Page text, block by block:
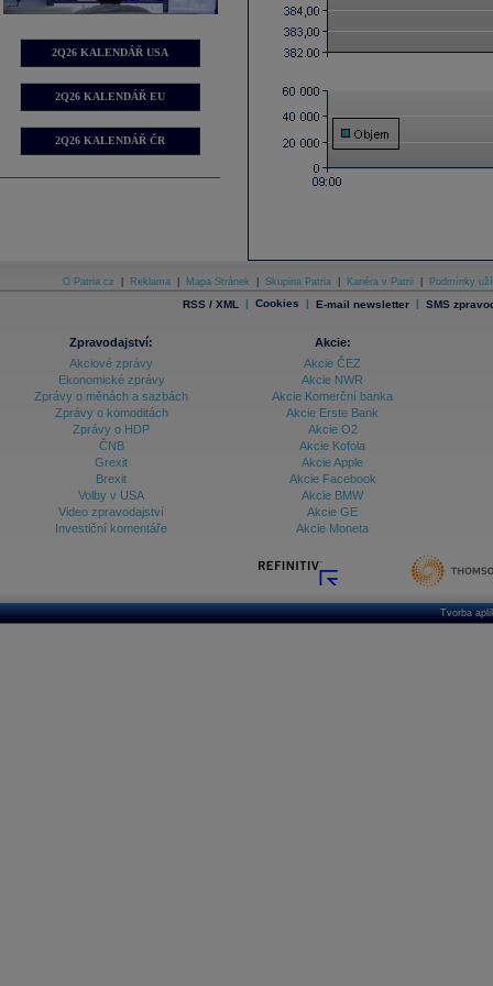
2Q26 KALENDÁŘ USA
2Q26 KALENDÁŘ EU
2Q26 KALENDÁŘ ČR
O Patria.cz Reklama Mapa Stránek Skupina Patria Kariéra v Patrii Podmínky
RSS / XML | Cookies | E-mail newsletter | SMS
Zpravodajství:
Akciové zprávy
Ekonomické zprávy
Zprávy o měnách a sazbách
Zprávy o komoditách
Zprávy o HDP
ČNB
Grexit
Brexit
Volby v USA
Video zpravodajství
Investiční komentáře
Akcie:
Akcie ČEZ
Akcie NWR
Akcie Komerční banka
Akcie Erste Bank
Akcie O2
Akcie Kofola
Akcie Apple
Akcie Facebook
Akcie BMW
Akcie GE
Akcie Moneta
Tvorba